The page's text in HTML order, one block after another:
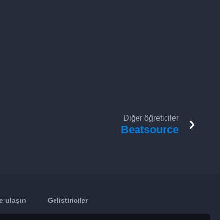
Diğer öğreticiler
Beatsource
ulaşın Geliştiriciler